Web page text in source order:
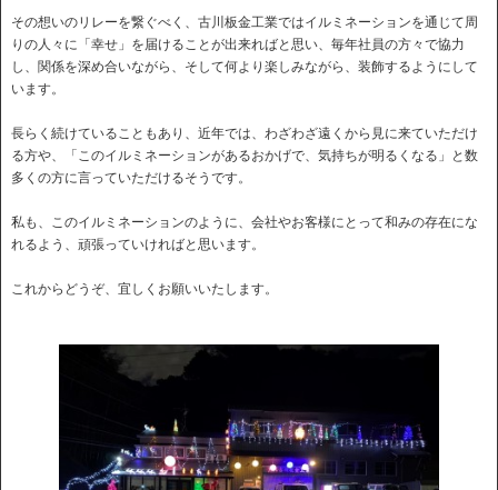
その想いのリレーを繋ぐべく、古川板金工業ではイルミネーションを通じて周
りの人々に「幸せ」を届けることが出来ればと思い、毎年社員の方々で協力
し、関係を深め合いながら、そして何より楽しみながら、装飾するようにして
います。
長らく続けていることもあり、近年では、わざわざ遠くから見に来ていただけ
る方や、「このイルミネーションがあるおかげで、気持ちが明るくなる」と数
多くの方に言っていただけるそうです。
私も、このイルミネーションのように、会社やお客様にとって和みの存在にな
れるよう、頑張っていければと思います。
これからどうぞ、宜しくお願いいたします。